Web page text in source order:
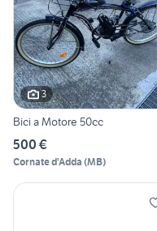
3
Bici a Motore 50cc
500 €
Cornate d'Adda (MB)